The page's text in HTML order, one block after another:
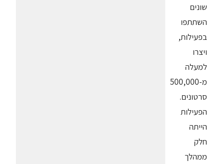
שונים
השתתפו
בפעילות,
ויצרו
למעלה
מ-500,000
סרטונים.
הפעילות
הייתה
חלק
ממהלך